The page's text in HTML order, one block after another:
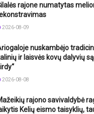
rajone numatytas
2026-08-09
nuskambėjo
ir laisvės kovų dalyvių
2026-08-08
rajono savivaldybė
Kelių eismo taisyklių,